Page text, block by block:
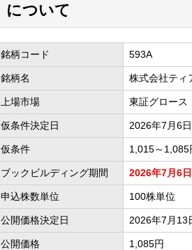
について
銘柄コード 593A
銘柄名 株式会社ティ
上場市場 東証グロース
仮条件決定日 2026年7月6日
仮条件 1,015～1,085
ブックビルディング期間 2026年7月6
申込株数単位 100株単位
公開価格決定日 2026年7月13
公開価格 1,085円